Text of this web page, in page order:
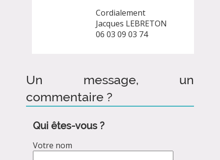
Cordialement
Jacques LEBRETON
06 03 09 03 74
Un message, un
commentaire ?
Qui êtes-vous ?
Votre nom